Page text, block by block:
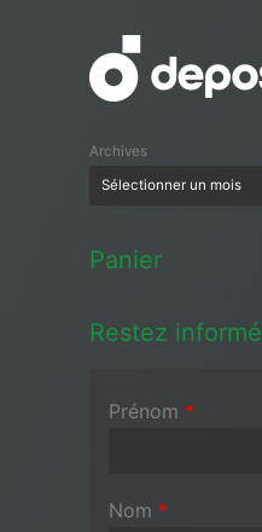
Archives
Panier
Restez informé
Prénom *
Nom *